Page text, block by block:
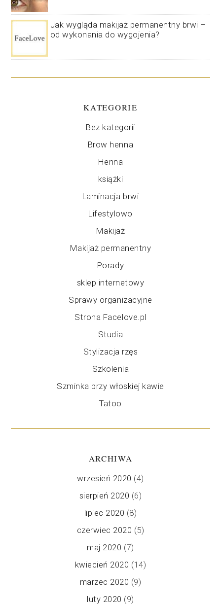
Jak wygląda makijaż permanentny brwi –
od wykonania do wygojenia?
KATEGORIE
Bez kategorii
Brow henna
Henna
książki
Laminacja brwi
Lifestylowo
Makijaż
Makijaż permanentny
Porady
sklep internetowy
Sprawy organizacyjne
Strona Facelove.pl
Studia
Stylizacja rzęs
Szkolenia
Szminka przy włoskiej kawie
Tatoo
ARCHIWA
wrzesień 2020 (4)
sierpień 2020 (6)
lipiec 2020 (8)
czerwiec 2020 (5)
maj 2020 (7)
kwiecień 2020 (14)
marzec 2020 (9)
luty 2020 (9)